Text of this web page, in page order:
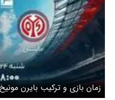
زمان بازی و ترکیب بایرن